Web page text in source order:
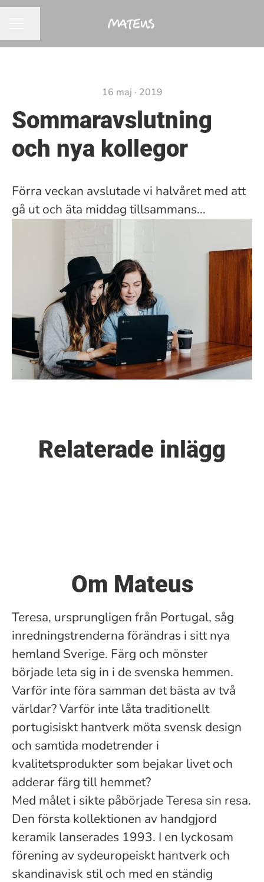
16 maj · 2019
Sommaravslutning
och nya kollegor
Förra veckan avslutade vi halvåret med att
gå ut och äta middag tillsammans...
Relaterade inlägg
Träffa Lisa - vår nya kollega!
Om Mateus
Teresa, ursprungligen från Portugal, såg
inredningstrenderna förändras i sitt nya
hemland Sverige. Färg och mönster
började leta sig in i de svenska hemmen.
Varför inte föra samman det bästa av två
världar? Varför inte låta traditionellt
portugisiskt hantverk möta svensk design
och samtida modetrender i
kvalitetsprodukter som bejakar livet och
adderar färg till hemmet?
Med målet i sikte påbörjade Teresa sin resa.
Den första kollektionen av handgjord
keramik lanserades 1993. I en lyckosam
förening av sydeuropeiskt hantverk och
skandinavisk stil och med en ständig